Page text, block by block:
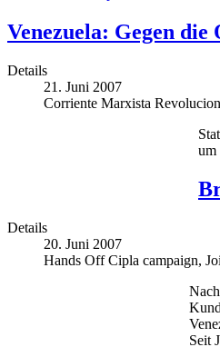
Venezuela: Gegen
Details
21. Juni 2007
Corriente Marxista
um
Details
20. Juni 2007
Hands Off Cipla campaign,
Seit